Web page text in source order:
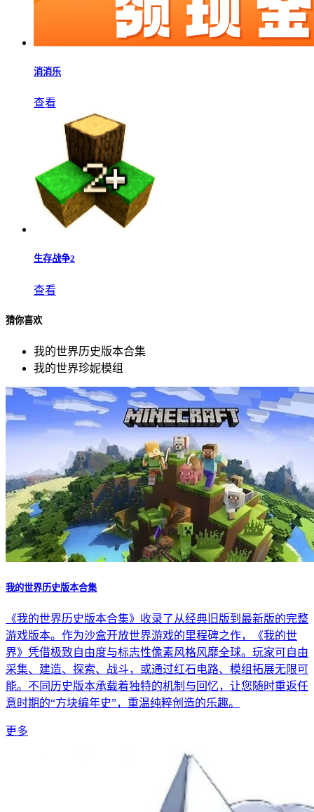
消消乐
查看
生存战争2
查看
猜你喜欢
我的世界历史版本合集
我的世界珍妮模组
我的世界历史版本合集
《我的世界历史版本合集》收录了从经典旧版到最新版的完整
游戏版本。作为沙盒开放世界游戏的里程碑之作，《我的世
界》凭借极致自由度与标志性像素风格风靡全球。玩家可自由
采集、建造、探索、战斗，或通过红石电路、模组拓展无限可
能。不同历史版本承载着独特的机制与回忆，让您随时重返任
意时期的“方块编年史”，重温纯粹创造的乐趣。
更多